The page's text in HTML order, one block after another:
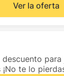
Ver la oferta
descuento
te lo